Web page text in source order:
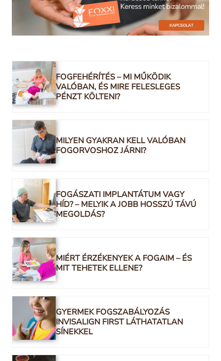
FOGFEHÉRÍTÉS – MI MŰKÖDIK
VALÓBAN, ÉS MIRE FELESLEGES
PÉNZT KÖLTENI?
MILYEN GYAKRAN KELL VALÓBAN
FOGORVOSHOZ JÁRNI?
FOGÁSZATI IMPLANTÁTUM VAGY
HÍD? – MELYIK A JOBB HOSSZÚ TÁVÚ
MEGOLDÁS?
MIÉRT ÉRZÉKENYEK A FOGAIM – ÉS
MIT TEHETEK ELLENE?
GYERMEK FOGSZABÁLYOZÁS
INVISALIGN FIRST LÁTHATATLAN
SÍNEKKEL